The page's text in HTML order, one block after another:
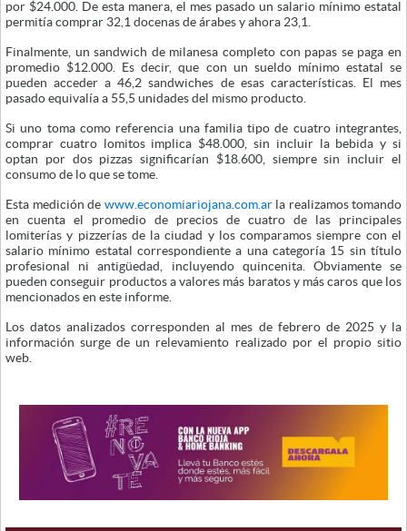
por $24.000. De esta manera, el mes pasado un salario mínimo estatal
permitía comprar 32,1 docenas de árabes y ahora 23,1.
Finalmente, un sandwich de milanesa completo con papas se paga en
promedio $12.000. Es decir, que con un sueldo mínimo estatal se
pueden acceder a 46,2 sandwiches de esas características. El mes
pasado equivalía a 55,5 unidades del mismo producto.
Si uno toma como referencia una familia tipo de cuatro integrantes,
comprar cuatro lomitos implica $48.000, sin incluir la bebida y si
optan por dos pizzas significarían $18.600, siempre sin incluir el
consumo de lo que se tome.
Esta medición de www.economiariojana.com.ar la realizamos tomando
en cuenta el promedio de precios de cuatro de las principales
lomiterías y pizzerías de la ciudad y los comparamos siempre con el
salario mínimo estatal correspondiente a una categoría 15 sin título
profesional ni antigüedad, incluyendo quincenita. Obviamente se
pueden conseguir productos a valores más baratos y más caros que los
mencionados en este informe.
Los datos analizados corresponden al mes de febrero de 2025 y la
información surge de un relevamiento realizado por el propio sitio
web.